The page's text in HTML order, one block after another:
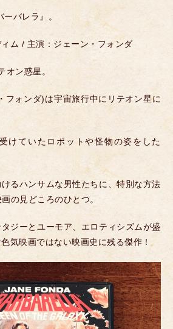
バレラ』。
ム / 主演：ジェーン・フォンダ
オン惑星。
フォンダ)は宇宙旅行中にリテオン星に
けていたロボットや怪物の姿をした
るハンサムな男性たちに、特別な方法
の見どころのひとつ。
ジーとユーモア、エロティシズムが盛
気映画ではない映画史に残る傑作！